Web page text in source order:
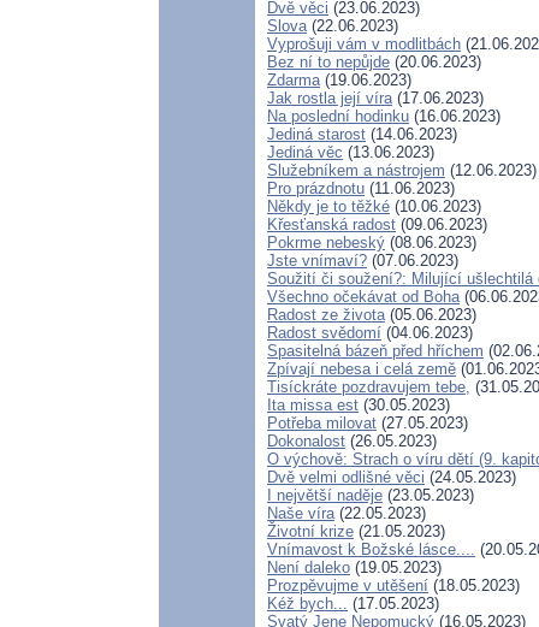
Dvě věci (23.06.2023)
Slova(22.06.2023)
Vyprošuji vám v modlitbách
Bez ní to nepůjde (20.06.2023)
Zdarma(19.06.2023)
Jak rostla její víra(17.06.2023)
Na poslední hodinku (16.06.2023)
Jediná starost (14.06.2023)
Jediná věc (13.06.2023)
Služebníkem a nástrojem (12.06.2023)
Pro prázdnotu (11.06.2023)
Někdy je to těžké (10.06.2023)
Křesťanská radost (09.06.2023)
Pokrme nebeský (08.06.2023)
Jste vnímaví? (07.06.2023)
Soužití či soužení?: Milující ušlechtilá
Všechno očekávat od Boha
Radost ze života(05.06.2023)
Radost svědomí (04.06.2023)
Spasitelná bázeň před hříchem
Zpívají nebesa i celá země
Tisíckráte pozdravujem tebe,
Ita missa est (30.05.2023)
Potřeba milovat (27.05.2023)
Dokonalost (26.05.2023)
O výchově: Strach o víru dětí (9.
Dvě velmi odlišné věci (24.05.2023)
I největší naděje (23.05.2023)
Naše víra(22.05.2023)
Životní krize (21.05.2023)
Vnímavost k Božské lásce....
Není daleko (19.05.2023)
Prozpěvujme v utěšení (18.05.2023)
Kéž bych... (17.05.2023)
Svatý Jene Nepomucký (16.05.2023)